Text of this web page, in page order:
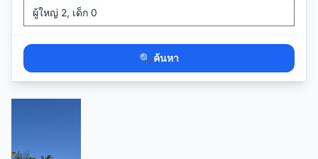
🔍 ค้นหา